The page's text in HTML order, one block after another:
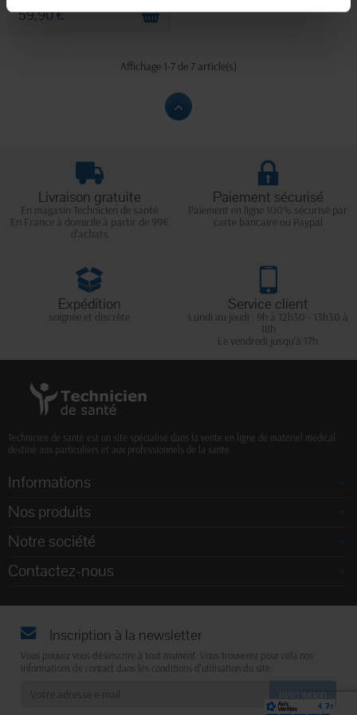
59,90 €
Affichage 1-7 de 7 article(s)
Livraison gratuite
En magasin Technicien de santé
En France à domicile à partir de 99€
d'achats
Paiement sécurisé
Paiement en ligne 100% sécurisé par
carte bancaire ou Paypal
Expédition
soignée et discrète
Service client
Lundi au jeudi : 9h à 12h30 - 13h30 à
18h
Le vendredi jusqu'à 17h
Technicien de santé est un site spécialisé dans la vente en ligne de matériel médical
destiné aux particuliers et aux professionnels de la santé.
Informations
Nos produits
Notre société
Contactez-nous
Inscription à la newsletter
Vous pouvez vous désinscrire à tout moment. Vous trouverez pour cela nos
informations de contact dans les conditions d'utilisation du site.